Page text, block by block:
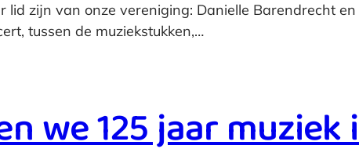
lid zijn van onze vereniging: Danielle Barendrecht
tussen de muziekstukken,…
we 125 jaar